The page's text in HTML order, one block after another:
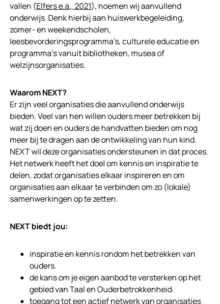
vallen (Elfers e.a., 2021), noemen wij aanvullend
onderwijs. Denk hierbij aan huiswerkbegeleiding,
zomer- en weekendscholen,
leesbevorderingsprogramma’s, culturele educatie en
programma’s vanuit bibliotheken, musea of
welzijnsorganisaties.
Waarom NEXT?
Er zijn veel organisaties die aanvullend onderwijs
bieden. Veel van hen willen ouders meer betrekken bij
wat zij doen en ouders de handvatten bieden om nog
meer bij te dragen aan de ontwikkeling van hun kind.
NEXT wil deze organisaties ondersteunen in dat proces.
Het netwerk heeft het doel om kennis en inspiratie te
delen, zodat organisaties elkaar inspireren en om
organisaties aan elkaar te verbinden om zo (lokale)
samenwerkingen op te zetten.
NEXT biedt jou:
inspiratie en kennis rondom het betrekken van
ouders.
de kans om je eigen aanbod te versterken op het
gebied van Taal en Ouderbetrokkenheid.
toegang tot een actief netwerk van organisaties